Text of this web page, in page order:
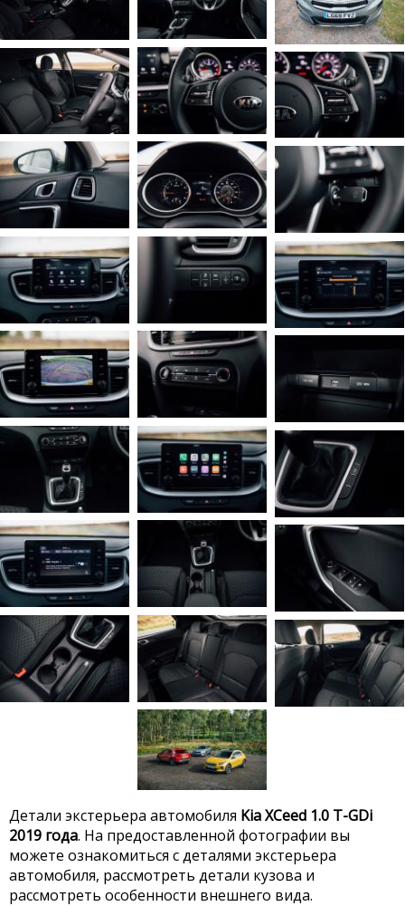
Детали экстерьера автомобиля Kia XCeed 1.0 T-GDi
2019 года. На предоставленной фотографии вы
можете ознакомиться с деталями экстерьера
автомобиля, рассмотреть детали кузова и
рассмотреть особенности внешнего вида.